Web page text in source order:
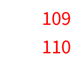
109
110